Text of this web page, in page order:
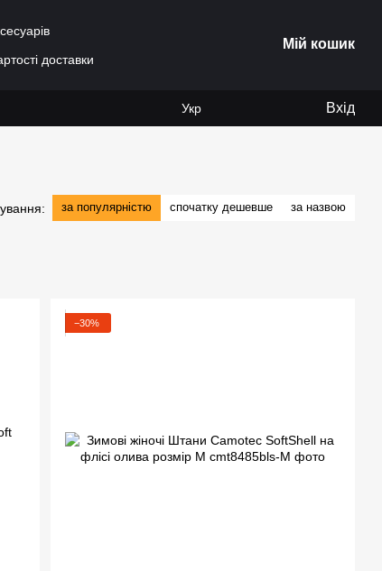
доставки
Мій кошик
Укр Вхід
за популярністю спочатку дешевше за назвою
−30%